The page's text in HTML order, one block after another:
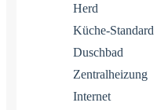
Herd
Küche-Standard
Duschbad
Zentralheizung
Internet